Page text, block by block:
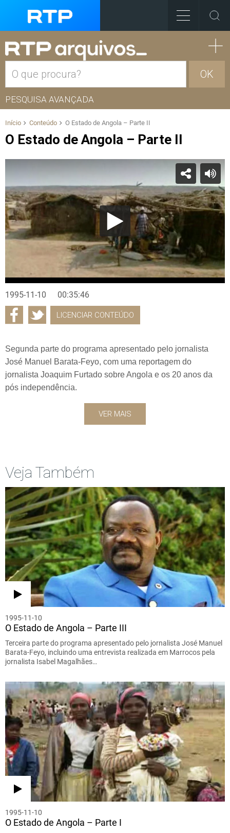
OK
PESQUISA AVANÇADA
Início Conteúdo O Estado de Angola – Parte II
O Estado de Angola – Parte II
1995-11-10 00:35:46
LICENCIAR CONTEÚDO
Segunda parte do programa apresentado pelo jornalista
José Manuel Barata-Feyo, com uma reportagem do
jornalista Joaquim Furtado sobre Angola e os 20 anos da
pós independência.
VER MAIS
Veja Também
1995-11-10
O Estado de Angola – Parte III
Terceira parte do programa apresentado pelo jornalista José Manuel
Barata-Feyo, incluindo uma entrevista realizada em Marrocos pela
jornalista Isabel Magalhães…
1995-11-10
O Estado de Angola – Parte I